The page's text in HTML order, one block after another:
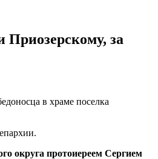
за
в храме поселка
округа протоиереем Сергием